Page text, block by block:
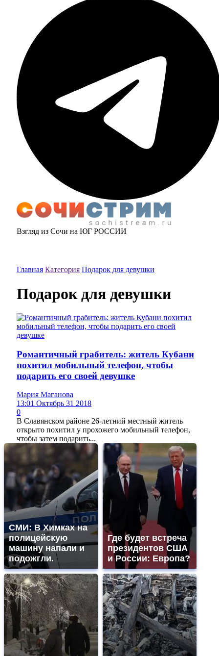
Взгляд из Сочи на ЮГ РОССИИ
Главная Категория Подарок для девушки
Подарок для девушки
Романтичный грабитель: житель Кубани
похитил мобильный телефон, чтобы
подарить его своей девушке
Мария Маганова
13:01 Октябрь 31 2018
0
В Славянском районе 26-летний местный житель
открыто похитил у прохожего мобильный телефон,
чтобы затем подарить...
СМИ: В Химках на
полицейскую
машину напали и
подожгли.
Где будет встреча
президентов США
и России: Европа?